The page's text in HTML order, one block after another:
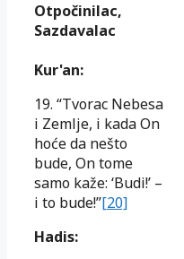
Otpočinilac,
Sazdavalac
Kur'an:
19. “Tvorac Nebesa
i Zemlje, i kada On
hoće da nešto
bude, On tome
samo kaže: ‘Budi!’ –
i to bude!”[20]
Hadis: